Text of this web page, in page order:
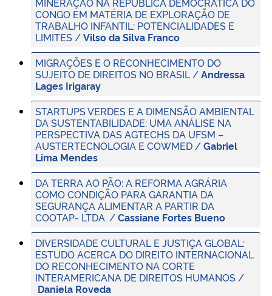
CONGO EM MATÉRIA DE EXPLORAÇÃO DE
TRABALHO INFANTIL: POTENCIALIDADES E
LIMITES /Vilso da Silva Franco
MIGRAÇÕES E O RECONHECIMENTO DO
SUJEITO DE DIREITOS NO BRASIL /Andressa
Lages Irigaray
STARTUPS VERDES E A DIMENSÃO AMBIENTAL
DA SUSTENTABILIDADE: UMA ANÁLISE NA
PERSPECTIVA DAS AGTECHS DA UFSM –
AUSTERTECNOLOGIA E COWMED /Gabriel
Lima Mendes
DA TERRA AO PÃO: A REFORMA AGRÁRIA
COMO CONDIÇÃO PARA GARANTIA DA
SEGURANÇA ALIMENTAR A PARTIR DA
COOTAP- LTDA. /Cassiane Fortes Bueno
DIVERSIDADE CULTURAL E JUSTIÇA GLOBAL:
ESTUDO ACERCA DO DIREITO INTERNACIONAL
DO RECONHECIMENTO NA CORTE
INTERAMERICANA DE DIREITOS HUMANOS /
Daniela Roveda